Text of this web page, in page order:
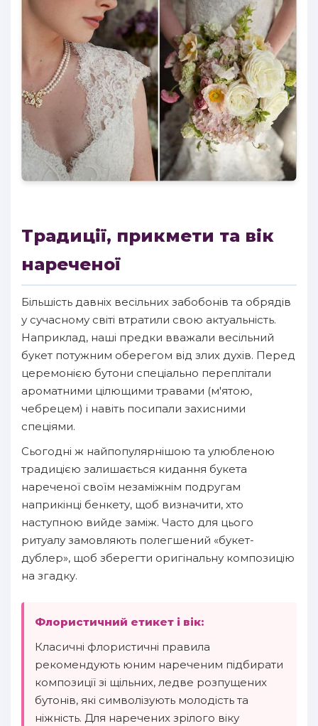
Традиції, прикмети та вік
нареченої
Більшість давніх весільних забобонів та обрядів
у сучасному світі втратили свою актуальність.
Наприклад, наші предки вважали весільний
букет потужним оберегом від злих духів. Перед
церемонією бутони спеціально переплітали
ароматними цілющими травами (м'ятою,
чебрецем) і навіть посипали захисними
спеціями.
Сьогодні ж найпопулярнішою та улюбленою
традицією залишається кидання букета
нареченої своїм незаміжнім подругам
наприкінці бенкету, щоб визначити, хто
наступною вийде заміж. Часто для цього
ритуалу замовляють полегшений «букет-
дублер», щоб зберегти оригінальну композицію
на згадку.
Флористичний етикет і вік:
Класичні флористичні правила
рекомендують юним нареченим підбирати
композиції зі щільних, ледве розпущених
бутонів, які символізують молодість та
ніжність. Для наречених зрілого віку